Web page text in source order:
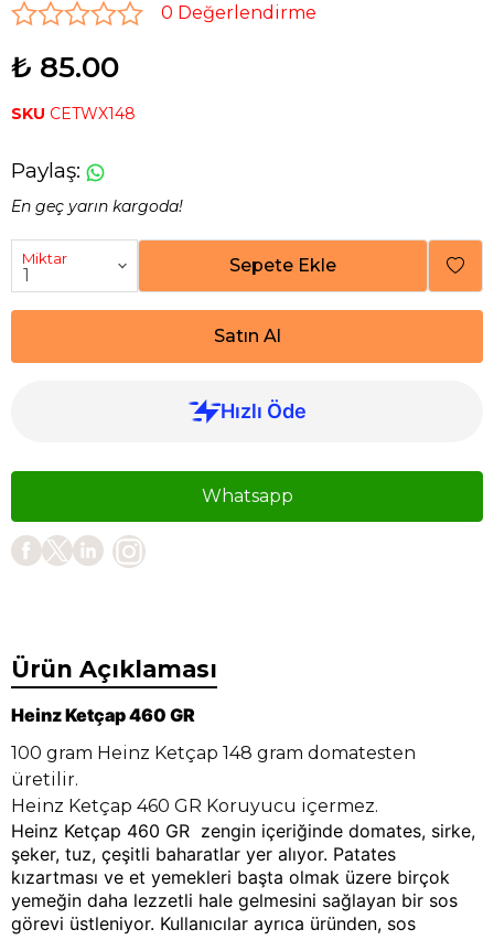
0 Değerlendirme
₺ 85.00
SKU CETWX148
Paylaş:
En geç yarın kargoda!
Miktar Sepete Ekle
Satın Al
Whatsapp
Ürün Açıklaması
Heinz Ketçap 460 GR
100 gram Heinz Ketçap 148 gram domatesten
üretilir.
Heinz Ketçap 460 GR Koruyucu içermez.
Heinz Ketçap 460 GR zengin içeriğinde domates, sirke,
şeker, tuz, çeşitli baharatlar yer alıyor. Patates
kızartması ve et yemekleri başta olmak üzere birçok
yemeğin daha lezzetli hale gelmesini sağlayan bir sos
görevi üstleniyor. Kullanıcılar ayrıca üründen, sos